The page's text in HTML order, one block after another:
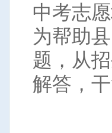
中考志
为帮助
题，从
解答，